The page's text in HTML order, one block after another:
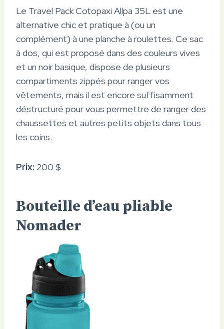
Le Travel Pack Cotopaxi Allpa 35L est une
alternative chic et pratique à (ou un
complément) à une planche à roulettes. Ce sac
à dos, qui est proposé dans des couleurs vives
et un noir basique, dispose de plusieurs
compartiments zippés pour ranger vos
vêtements, mais il est encore suffisamment
déstructuré pour vous permettre de ranger des
chaussettes et autres petits objets dans tous
les coins.
Prix: 200 $
Bouteille d’eau pliable
Nomader